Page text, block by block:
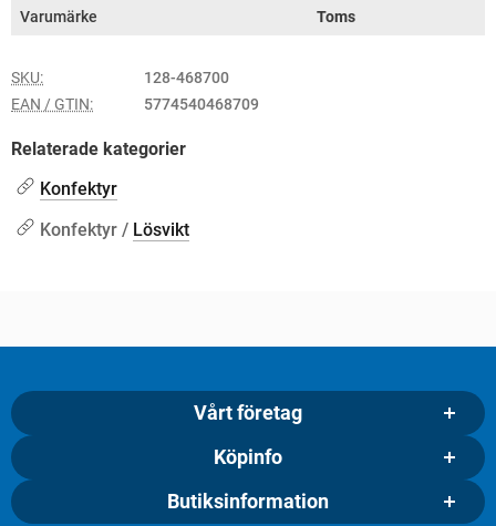
Varumärke Toms
SKU:
128-468700
EAN / GTIN:
5774540468709
Relaterade kategorier
Konfektyr
Konfektyr / Lösvikt
Vårt företag
Köpinfo
Butiksinformation